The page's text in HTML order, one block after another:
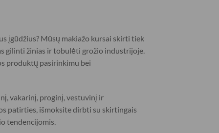
įgūdžius? Mūsų makiažo kursai skirti tiek
gilinti žinias ir tobulėti grožio industrijoje.
produktų pasirinkimu bei
vakarinį, proginį, vestuvinį ir
patirties, išmoksite dirbti su skirtingais
tendencijomis.